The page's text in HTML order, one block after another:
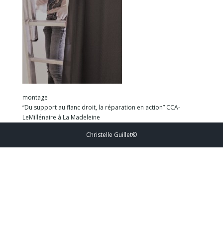
montage
“Du support au flanc droit, la réparation en action” CCA-
LeMillénaire à La Madeleine
Christelle Guillet©️